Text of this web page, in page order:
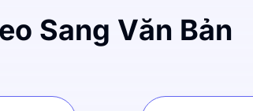
Sang Văn Bản